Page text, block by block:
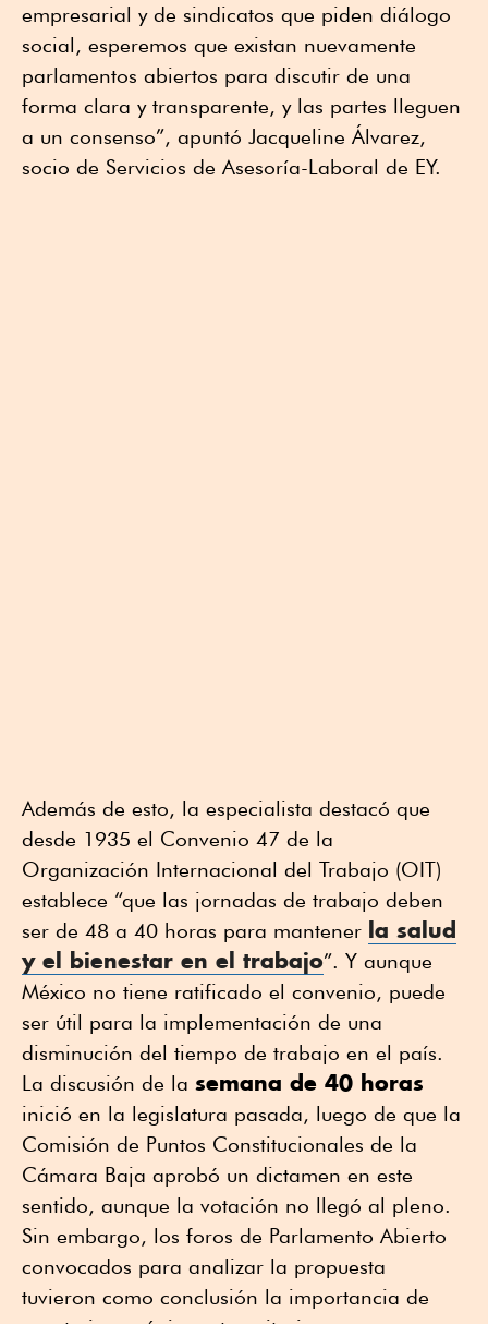
empresarial y de sindicatos que piden diálogo
social, esperemos que existan nuevamente
parlamentos abiertos para discutir de una
forma clara y transparente, y las partes lleguen
a un consenso”, apuntó Jacqueline Álvarez,
socio de Servicios de Asesoría-Laboral de EY.
Además de esto, la especialista destacó que
desde 1935 el Convenio 47 de la
Organización Internacional del Trabajo (OIT)
establece “que las jornadas de trabajo deben
ser de 48 a 40 horas para mantener la salud
y el bienestar en el trabajo”. Y aunque
México no tiene ratificado el convenio, puede
ser útil para la implementación de una
disminución del tiempo de trabajo en el país.
La discusión de la semana de 40 horas
inició en la legislatura pasada, luego de que la
Comisión de Puntos Constitucionales de la
Cámara Baja aprobó un dictamen en este
sentido, aunque la votación no llegó al pleno.
Sin embargo, los foros de Parlamento Abierto
convocados para analizar la propuesta
tuvieron como conclusión la importancia de